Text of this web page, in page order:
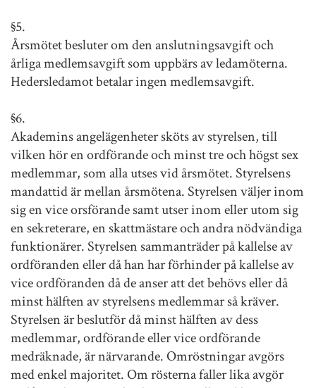
§5.
Årsmötet besluter om den anslutningsavgift och
årliga medlemsavgift som uppbärs av ledamöterna.
Hedersledamot betalar ingen medlemsavgift.
§6.
Akademins angelägenheter sköts av styrelsen, till
vilken hör en ordförande och minst tre och högst sex
medlemmar, som alla utses vid årsmötet. Styrelsens
mandattid är mellan årsmötena. Styrelsen väljer inom
sig en vice orsförande samt utser inom eller utom sig
en sekreterare, en skattmästare och andra nödvändiga
funktionärer. Styrelsen sammanträder på kallelse av
ordföranden eller då han har förhinder på kallelse av
vice ordföranden då de anser att det behövs eller då
minst hälften av styrelsens medlemmar så kräver.
Styrelsen är beslutför då minst hälften av dess
medlemmar, ordförande eller vice ordförande
medräknade, är närvarande. Omröstningar avgörs
med enkel majoritet. Om rösterna faller lika avgör